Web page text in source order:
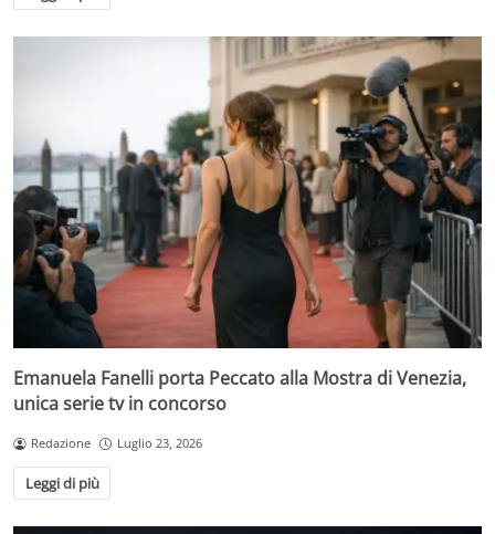
Emanuela Fanelli porta Peccato alla Mostra di Venezia,
unica serie tv in concorso
Redazione Luglio 23, 2026
Leggi di più